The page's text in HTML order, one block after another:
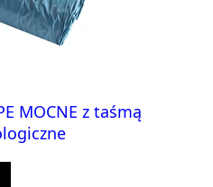
MOCNE z taśmą